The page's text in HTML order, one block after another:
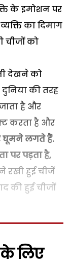
के इमोशन पर
का दिमाग
चीजों को
देखने को
दुनिया की तरह
है और
करता है और
घूमने लगते हैं.
पर पड़ता है,
रखी हुई चीजें
की हुई चीजों
लिए